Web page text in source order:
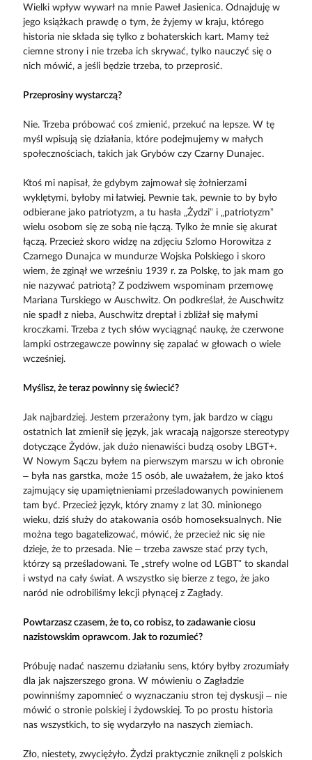
Wielki wpływ wywarł na mnie Paweł Jasienica. Odnajduję w
jego książkach prawdę o tym, że żyjemy w kraju, którego
historia nie składa się tylko z bohaterskich kart. Mamy też
ciemne strony i nie trzeba ich skrywać, tylko nauczyć się o
nich mówić, a jeśli będzie trzeba, to przeprosić.
Przeprosiny wystarczą?
Nie. Trzeba próbować coś zmienić, przekuć na lepsze. W tę
myśl wpisują się działania, które podejmujemy w małych
społecznościach, takich jak Grybów czy Czarny Dunajec.
Ktoś mi napisał, że gdybym zajmował się żołnierzami
wyklętymi, byłoby mi łat­wiej. Pewnie tak, pewnie to by było
odbierane jako patriotyzm, a tu hasła „Żydzi” i „patriotyzm”
wielu osobom się ze sobą nie łączą. Tylko że mnie się akurat
łączą. Przecież skoro widzę na zdjęciu Szlomo Horowitza z
Czarnego Dunajca w mundurze Wojska Polskiego i skoro
wiem, że zginął we wrześniu 1939 r. za Polskę, to jak mam go
nie nazywać patriotą? Z podziwem wspominam przemowę
Mariana Turskiego w Auschwitz. On podkreślał, że Auschwitz
nie spadł z nieba, Auschwitz dreptał i zbliżał się małymi
kroczkami. Trzeba z tych słów wyciągnąć naukę, że czerwone
lampki ostrzegawcze powinny się zapalać w głowach o wiele
wcześniej.
Myślisz, że teraz powinny się świecić?
Jak najbardziej. Jestem przerażony tym, jak bardzo w ciągu
ostatnich lat zmienił się język, jak wracają najgorsze stereotypy
dotyczące Żydów, jak dużo nienawiści budzą osoby LBGT+.
W Nowym Sączu byłem na pierwszym marszu w ich obronie
– była nas garstka, może 15 osób, ale uważałem, że jako ktoś
zajmujący się upamiętnieniami prześladowanych powinienem
tam być. Przecież język, który znamy z lat 30. minionego
wieku, dziś służy do atakowania osób homoseksualnych. Nie
można tego bagatelizować, mówić, że przecież nic się nie
dzieje, że to przesada. Nie – trzeba zawsze stać przy tych,
którzy są prześladowani. Te „strefy wolne od LGBT” to skandal
i wstyd na cały świat. A wszystko się bierze z tego, że jako
naród nie odrobiliśmy lekcji płynącej z Zagłady.
Powtarzasz czasem, że to, co robisz, to zadawanie ciosu
nazistowskim oprawcom. Jak to rozumieć?
Próbuję nadać naszemu działaniu sens, który byłby zrozumiały
dla jak najszerszego grona. W mówieniu o Zagładzie
powinniśmy zapomnieć o wyznaczaniu stron tej dyskusji – nie
mówić o stronie polskiej i żydowskiej. To po prostu historia
nas wszystkich, to się wydarzyło na naszych ziemiach.
Zło, niestety, zwyciężyło. Żydzi praktycznie zniknęli z polskich